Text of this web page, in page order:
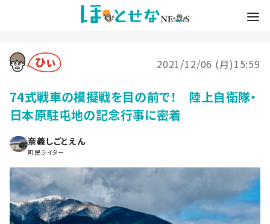
2021/12/06 (月)15:59
74式戦車の模擬戦を目の前で！ 陸上自衛隊・
日本原駐屯地の記念行事に密着
奈義しごとえん
町民ライター